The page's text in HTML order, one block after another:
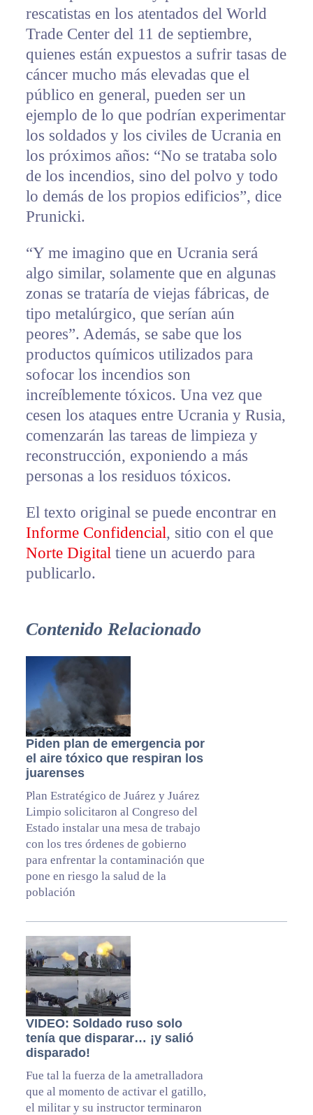
rescatistas en los atentados del World
Trade Center del 11 de septiembre,
quienes están expuestos a sufrir tasas de
cáncer mucho más elevadas que el
público en general, pueden ser un
ejemplo de lo que podrían experimentar
los soldados y los civiles de Ucrania en
los próximos años: “No se trataba solo
de los incendios, sino del polvo y todo
lo demás de los propios edificios”, dice
Prunicki.
“Y me imagino que en Ucrania será
algo similar, solamente que en algunas
zonas se trataría de viejas fábricas, de
tipo metalúrgico, que serían aún
peores”. Además, se sabe que los
productos químicos utilizados para
sofocar los incendios son
increíblemente tóxicos. Una vez que
cesen los ataques entre Ucrania y Rusia,
comenzarán las tareas de limpieza y
reconstrucción, exponiendo a más
personas a los residuos tóxicos.
El texto original se puede encontrar en
Informe Confidencial, sitio con el que
Norte Digital tiene un acuerdo para
publicarlo.
Contenido Relacionado
Piden plan de emergencia por
el aire tóxico que respiran los
juarenses
Plan Estratégico de Juárez y Juárez
Limpio solicitaron al Congreso del
Estado instalar una mesa de trabajo
con los tres órdenes de gobierno
para enfrentar la contaminación que
pone en riesgo la salud de la
población
VIDEO: Soldado ruso solo
tenía que disparar… ¡y salió
disparado!
Fue tal la fuerza de la ametralladora
que al momento de activar el gatillo,
el militar y su instructor terminaron